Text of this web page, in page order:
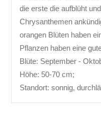
die erste die aufblüht
Chrysanthemen
orangen Blüten haben
Pflanzen haben eine
Blüte: September -
Höhe: 50-70 cm;
Standort: sonnig,